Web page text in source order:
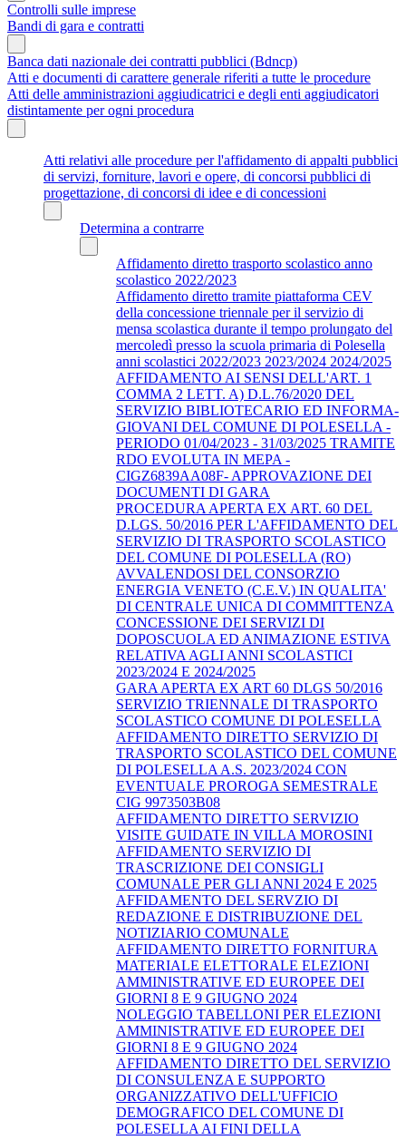
Controlli sulle imprese
Bandi di gara e contratti
Banca dati nazionale dei contratti pubblici (Bdncp)
Atti e documenti di carattere generale riferiti a tutte le procedure
Atti delle amministrazioni aggiudicatrici e degli enti aggiudicatori
distintamente per ogni procedura
Atti relativi alle procedure per l'affidamento di appalti pubblici
di servizi, forniture, lavori e opere, di concorsi pubblici di
progettazione, di concorsi di idee e di concessioni
Determina a contrarre
Affidamento diretto trasporto scolastico anno
scolastico 2022/2023
Affidamento diretto tramite piattaforma CEV
della concessione triennale per il servizio di
mensa scolastica durante il tempo prolungato del
mercoledì presso la scuola primaria di Polesella
anni scolastici 2022/2023 2023/2024 2024/2025
AFFIDAMENTO AI SENSI DELL'ART. 1
COMMA 2 LETT. A) D.L.76/2020 DEL
SERVIZIO BIBLIOTECARIO ED INFORMA-
GIOVANI DEL COMUNE DI POLESELLA -
PERIODO 01/04/2023 - 31/03/2025 TRAMITE
RDO EVOLUTA IN MEPA -
CIGZ6839AA08F- APPROVAZIONE DEI
DOCUMENTI DI GARA
PROCEDURA APERTA EX ART. 60 DEL
D.LGS. 50/2016 PER L'AFFIDAMENTO DEL
SERVIZIO DI TRASPORTO SCOLASTICO
DEL COMUNE DI POLESELLA (RO)
AVVALENDOSI DEL CONSORZIO
ENERGIA VENETO (C.E.V.) IN QUALITA'
DI CENTRALE UNICA DI COMMITTENZA
CONCESSIONE DEI SERVIZI DI
DOPOSCUOLA ED ANIMAZIONE ESTIVA
RELATIVA AGLI ANNI SCOLASTICI
2023/2024 E 2024/2025
GARA APERTA EX ART 60 DLGS 50/2016
SERVIZIO TRIENNALE DI TRASPORTO
SCOLASTICO COMUNE DI POLESELLA
AFFIDAMENTO DIRETTO SERVIZIO DI
TRASPORTO SCOLASTICO DEL COMUNE
DI POLESELLA A.S. 2023/2024 CON
EVENTUALE PROROGA SEMESTRALE
CIG 9973503B08
AFFIDAMENTO DIRETTO SERVIZIO
VISITE GUIDATE IN VILLA MOROSINI
AFFIDAMENTO SERVIZIO DI
TRASCRIZIONE DEI CONSIGLI
COMUNALE PER GLI ANNI 2024 E 2025
AFFIDAMENTO DEL SERVZIO DI
REDAZIONE E DISTRIBUZIONE DEL
NOTIZIARIO COMUNALE
AFFIDAMENTO DIRETTO FORNITURA
MATERIALE ELETTORALE ELEZIONI
AMMINISTRATIVE ED EUROPEE DEI
GIORNI 8 E 9 GIUGNO 2024
NOLEGGIO TABELLONI PER ELEZIONI
AMMINISTRATIVE ED EUROPEE DEI
GIORNI 8 E 9 GIUGNO 2024
AFFIDAMENTO DIRETTO DEL SERVIZIO
DI CONSULENZA E SUPPORTO
ORGANIZZATIVO DELL'UFFICIO
DEMOGRAFICO DEL COMUNE DI
POLESELLA AI FINI DELLA